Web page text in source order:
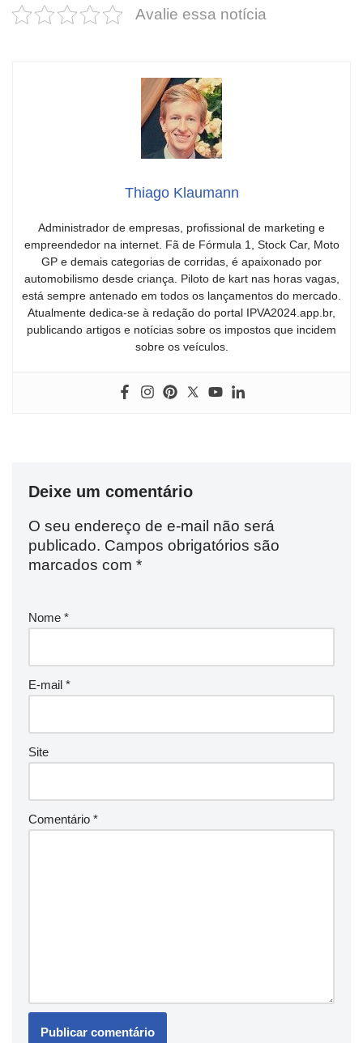
Avalie essa notícia
Thiago Klaumann
Administrador de empresas, profissional de marketing e
empreendedor na internet. Fã de Fórmula 1, Stock Car, Moto
GP e demais categorias de corridas, é apaixonado por
automobilismo desde criança. Piloto de kart nas horas vagas,
está sempre antenado em todos os lançamentos do mercado.
Atualmente dedica-se à redação do portal IPVA2024.app.br,
publicando artigos e notícias sobre os impostos que incidem
sobre os veículos.
Deixe um comentário
O seu endereço de e-mail não será
publicado. Campos obrigatórios são
marcados com *
Nome *
E-mail *
Site
Comentário *